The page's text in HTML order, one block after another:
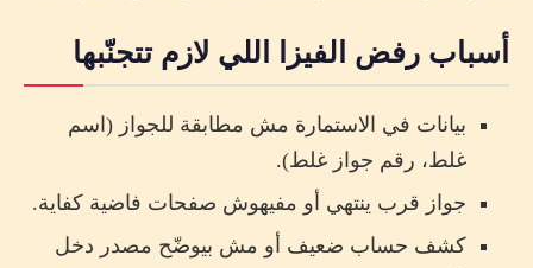
أسباب رفض الفيزا اللي لازم تتجنّبها
بيانات في الاستمارة مش مطابقة للجواز (اسم
غلط، رقم جواز غلط).
جواز قرب ينتهي أو مفيهوش صفحات فاضية كفاية.
كشف حساب ضعيف أو مش بيوضّح مصدر دخل